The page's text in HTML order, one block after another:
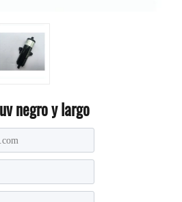
negro y largo